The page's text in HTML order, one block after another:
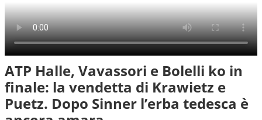
ATP Halle, Vavassori e Bolelli ko in
finale: la vendetta di Krawietz e
Puetz. Dopo Sinner l’erba tedesca è